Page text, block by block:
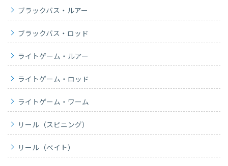
ブラックバス・ルアー
ブラックバス・ロッド
ライトゲーム・ルアー
ライトゲーム・ロッド
ライトゲーム・ワーム
リール（スピニング）
リール（ベイト）